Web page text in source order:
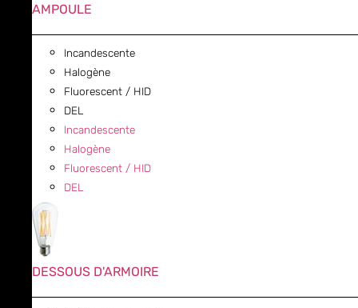
AMPOULE
Incandescente
Halogène
Fluorescent / HID
DEL
Incandescente
Halogène
Fluorescent / HID
DEL
DESSOUS D'ARMOIRE